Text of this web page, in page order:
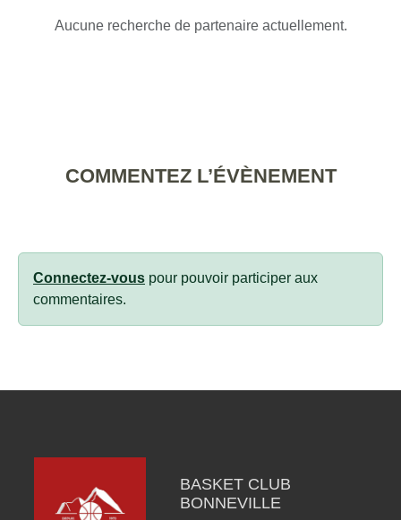
Aucune recherche de partenaire actuellement.
COMMENTEZ L’ÉVÈNEMENT
Connectez-vous pour pouvoir participer aux
commentaires.
BASKET CLUB
BONNEVILLE